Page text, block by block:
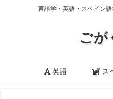
言語学・英語・スペイン
ごが
英語 ス